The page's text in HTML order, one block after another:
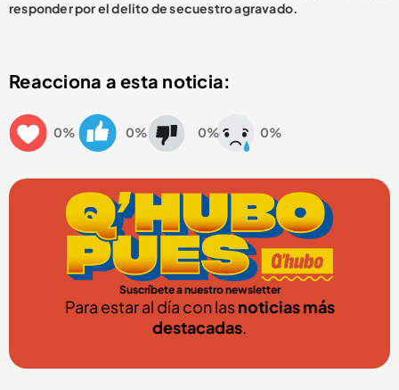
responder por el delito de secuestro agravado.
Reacciona a esta noticia:
0% 0% 0% 0%
Suscríbete a nuestro newsletter
Para estar al día con lasnoticias más
destacadas.